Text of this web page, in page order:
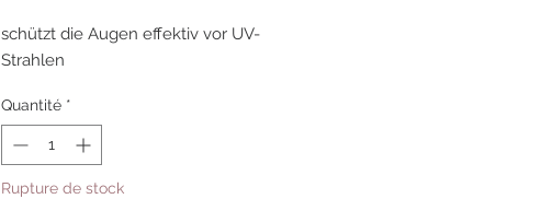
schützt die Augen effektiv vor UV-
Strahlen
Quantité *
Rupture de stock